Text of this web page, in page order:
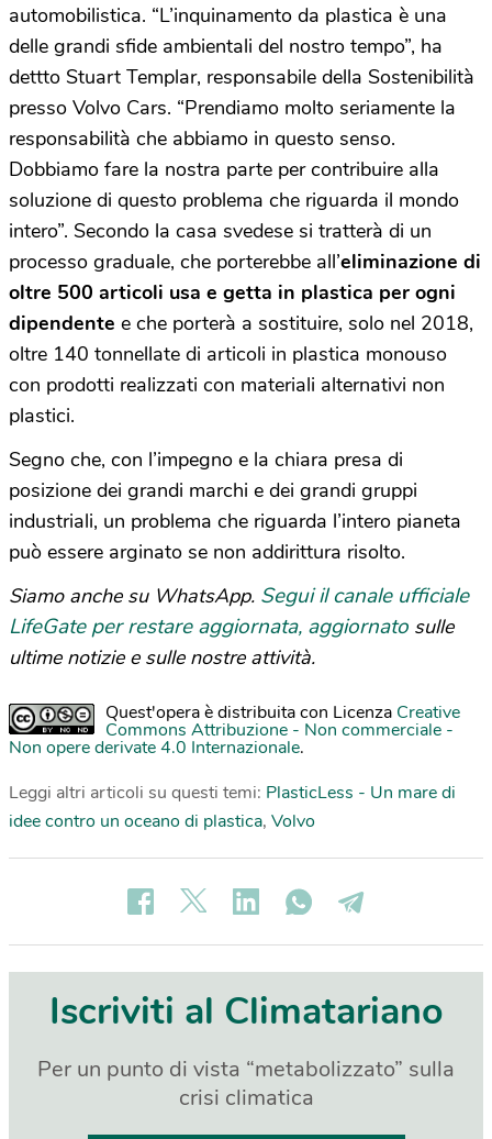
automobilistica. “L’inquinamento da plastica è una
delle grandi sfide ambientali del nostro tempo”, ha
dettto Stuart Templar, responsabile della Sostenibilità
presso Volvo Cars. “Prendiamo molto seriamente la
responsabilità che abbiamo in questo senso.
Dobbiamo fare la nostra parte per contribuire alla
soluzione di questo problema che riguarda il mondo
intero”. Secondo la casa svedese si tratterà di un
processo graduale, che porterebbe all’eliminazione di
oltre 500 articoli usa e getta in plastica per ogni
dipendente e che porterà a sostituire, solo nel 2018,
oltre 140 tonnellate di articoli in plastica monouso
con prodotti realizzati con materiali alternativi non
plastici.
Segno che, con l’impegno e la chiara presa di
posizione dei grandi marchi e dei grandi gruppi
industriali, un problema che riguarda l’intero pianeta
può essere arginato se non addirittura risolto.
Siamo anche su WhatsApp. Segui il canale ufficiale
LifeGate per restare aggiornata, aggiornato sulle
ultime notizie e sulle nostre attività.
Quest'opera è distribuita con Licenza Creative
Commons Attribuzione - Non commerciale -
Non opere derivate 4.0 Internazionale.
Leggi altri articoli su questi temi: PlasticLess - Un mare di
idee contro un oceano di plastica, Volvo
Iscriviti al Climatariano
Per un punto di vista “metabolizzato” sulla
crisi climatica